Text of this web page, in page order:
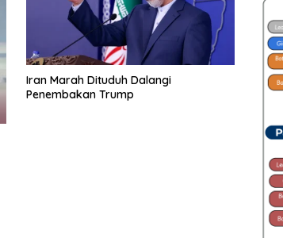
Iran Marah Dituduh Dalangi
Penembakan Trump